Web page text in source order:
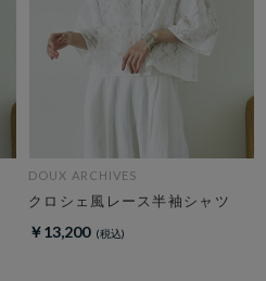
DOUX ARCHIVES
クロシェ風レース半袖シャツ
￥13,200